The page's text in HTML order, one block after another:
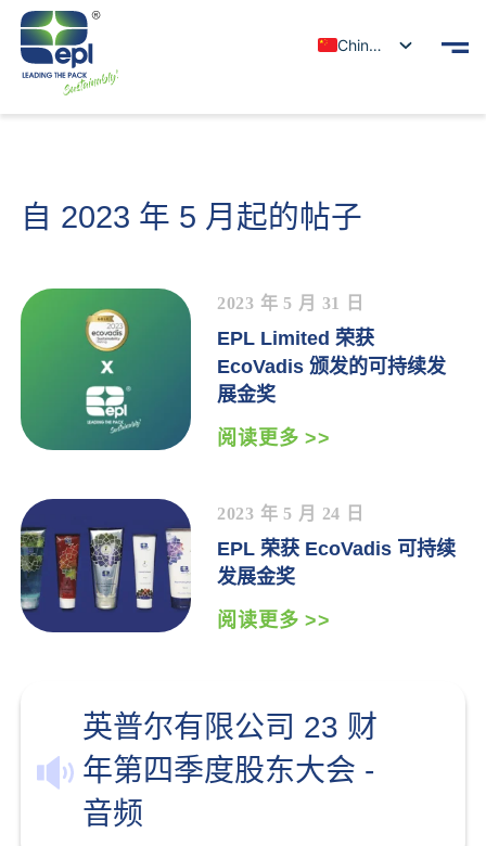
Chinese
自 2023 年 5 月起的帖子
2023 年 5 月 31 日
EPL Limited 荣获
EcoVadis 颁发的可持续发
展金奖
阅读更多 >>
2023 年 5 月 24 日
EPL 荣获 EcoVadis 可持续
发展金奖
阅读更多 >>
英普尔有限公司 23 财
年第四季度股东大会 -
音频